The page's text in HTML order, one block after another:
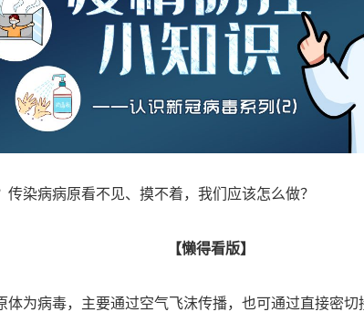
染病病原看不见、摸不着，我们应该怎么做？
【懒得看版】
为病毒，主要通过空气飞沫传播，也可通过直接密切